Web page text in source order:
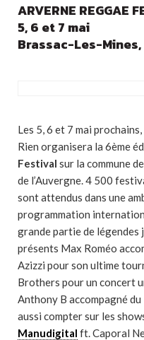
ARVERNE REGGAE
5, 6 et 7 mai
Brassac-Les-
Les 5, 6 et 7 mai
Rien organisera la 6ème
Festival sur la commune
de l’Auvergne. 4 500
sont attendus dans une
programmation
grande partie de légendes
présents Max Roméo
Azizzi pour son ultime
Brothers pour un concert
Anthony B accompagné
aussi compter sur les
Manudigital ft. Caporal